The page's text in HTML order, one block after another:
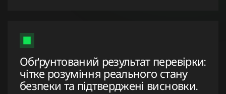
Обґрунтований результат перевірки:
чітке розуміння реального стану
безпеки та підтверджені висновки.